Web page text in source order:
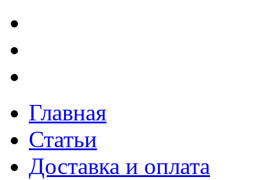
Главная
Статьи
Доставка и оплата